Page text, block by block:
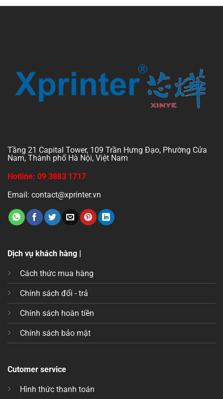
Tầng 21 Capital Tower, 109 Trần Hưng Đạo, Phường Cửa
Nam, Thành phố Hà Nội, Việt Nam
Hotline: 09 3883 1717
Email: contact@xprinter.vn
Dịch vụ khách hàng |
Cách thức mua hàng
Chính sách đổi - trả
Chính sách hoàn tiền
Chính sách bảo mật
Cutomer service
Hình thức thanh toán